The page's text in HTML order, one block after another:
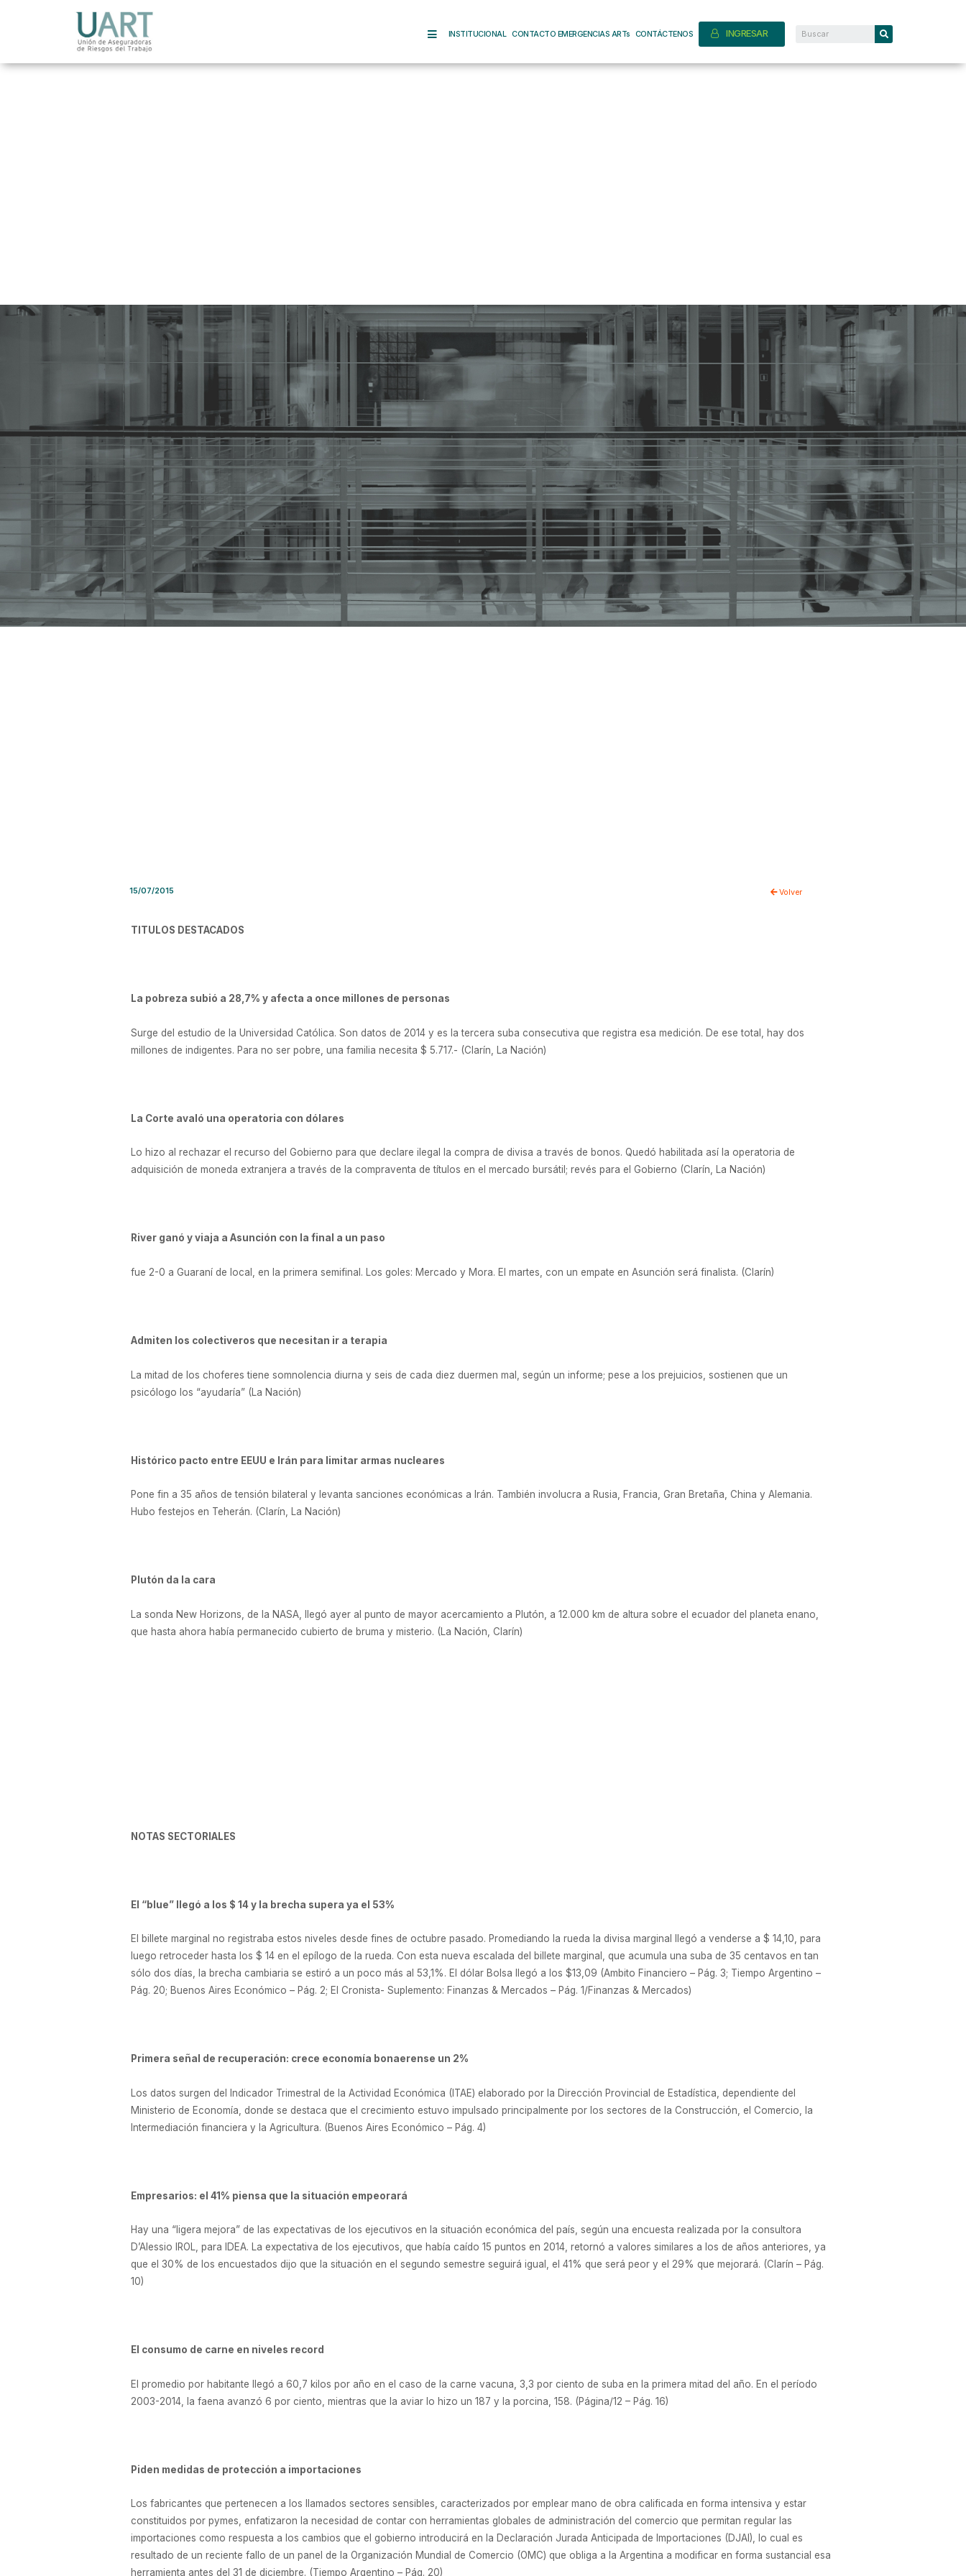
INSTITUCIONAL CONTACTO EMERGENCIAS ARTs CONTÁCTENOS INGRESAR
15/07/2015 Volver
TITULOS DESTACADOS
La pobreza subió a 28,7% y afecta a once millones de personas
Surge del estudio de la Universidad Católica. Son datos de 2014 y es la tercera suba consecutiva que registra esa medición. De ese total, hay dos
millones de indigentes. Para no ser pobre, una familia necesita $ 5.717.- (Clarín, La Nación)
La Corte avaló una operatoria con dólares
Lo hizo al rechazar el recurso del Gobierno para que declare ilegal la compra de divisa a través de bonos. Quedó habilitada así la operatoria de
adquisición de moneda extranjera a través de la compraventa de títulos en el mercado bursátil; revés para el Gobierno (Clarín, La Nación)
River ganó y viaja a Asunción con la final a un paso
fue 2-0 a Guaraní de local, en la primera semifinal. Los goles: Mercado y Mora. El martes, con un empate en Asunción será finalista. (Clarín)
Admiten los colectiveros que necesitan ir a terapia
La mitad de los choferes tiene somnolencia diurna y seis de cada diez duermen mal, según un informe; pese a los prejuicios, sostienen que un
psicólogo los “ayudaría” (La Nación)
Histórico pacto entre EEUU e Irán para limitar armas nucleares
Pone fin a 35 años de tensión bilateral y levanta sanciones económicas a Irán. También involucra a Rusia, Francia, Gran Bretaña, China y Alemania.
Hubo festejos en Teherán. (Clarín, La Nación)
Plutón da la cara
La sonda New Horizons, de la NASA, llegó ayer al punto de mayor acercamiento a Plutón, a 12.000 km de altura sobre el ecuador del planeta enano,
que hasta ahora había permanecido cubierto de bruma y misterio. (La Nación, Clarín)
NOTAS SECTORIALES
El “blue” llegó a los $ 14 y la brecha supera ya el 53%
El billete marginal no registraba estos niveles desde fines de octubre pasado. Promediando la rueda la divisa marginal llegó a venderse a $ 14,10, para
luego retroceder hasta los $ 14 en el epílogo de la rueda. Con esta nueva escalada del billete marginal, que acumula una suba de 35 centavos en tan
sólo dos días, la brecha cambiaria se estiró a un poco más al 53,1%. El dólar Bolsa llegó a los $13,09 (Ambito Financiero – Pág. 3; Tiempo Argentino –
Pág. 20; Buenos Aires Económico – Pág. 2; El Cronista- Suplemento: Finanzas & Mercados – Pág. 1/Finanzas & Mercados)
Primera señal de recuperación: crece economía bonaerense un 2%
Los datos surgen del Indicador Trimestral de la Actividad Económica (ITAE) elaborado por la Dirección Provincial de Estadística, dependiente del
Ministerio de Economía, donde se destaca que el crecimiento estuvo impulsado principalmente por los sectores de la Construcción, el Comercio, la
Intermediación financiera y la Agricultura. (Buenos Aires Económico – Pág. 4)
Empresarios: el 41% piensa que la situación empeorará
Hay una “ligera mejora” de las expectativas de los ejecutivos en la situación económica del país, según una encuesta realizada por la consultora
D’Alessio IROL, para IDEA. La expectativa de los ejecutivos, que había caído 15 puntos en 2014, retornó a valores similares a los de años anteriores, ya
que el 30% de los encuestados dijo que la situación en el segundo semestre seguirá igual, el 41% que será peor y el 29% que mejorará. (Clarín – Pág.
10)
El consumo de carne en niveles record
El promedio por habitante llegó a 60,7 kilos por año en el caso de la carne vacuna, 3,3 por ciento de suba en la primera mitad del año. En el período
2003-2014, la faena avanzó 6 por ciento, mientras que la aviar lo hizo un 187 y la porcina, 158. (Página/12 – Pág. 16)
Piden medidas de protección a importaciones
Los fabricantes que pertenecen a los llamados sectores sensibles, caracterizados por emplear mano de obra calificada en forma intensiva y estar
constituidos por pymes, enfatizaron la necesidad de contar con herramientas globales de administración del comercio que permitan regular las
importaciones como respuesta a los cambios que el gobierno introducirá en la Declaración Jurada Anticipada de Importaciones (DJAI), lo cual es
resultado de un reciente fallo de un panel de la Organización Mundial de Comercio (OMC) que obliga a la Argentina a modificar en forma sustancial esa
herramienta antes del 31 de diciembre. (Tiempo Argentino – Pág. 20)